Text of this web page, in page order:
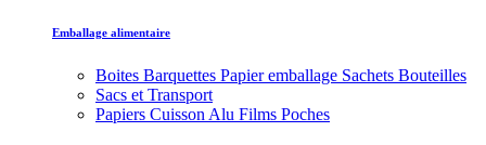
Emballage alimentaire
Boites Barquettes Papier emballage Sachets Bouteilles
Sacs et Transport
Papiers Cuisson Alu Films Poches